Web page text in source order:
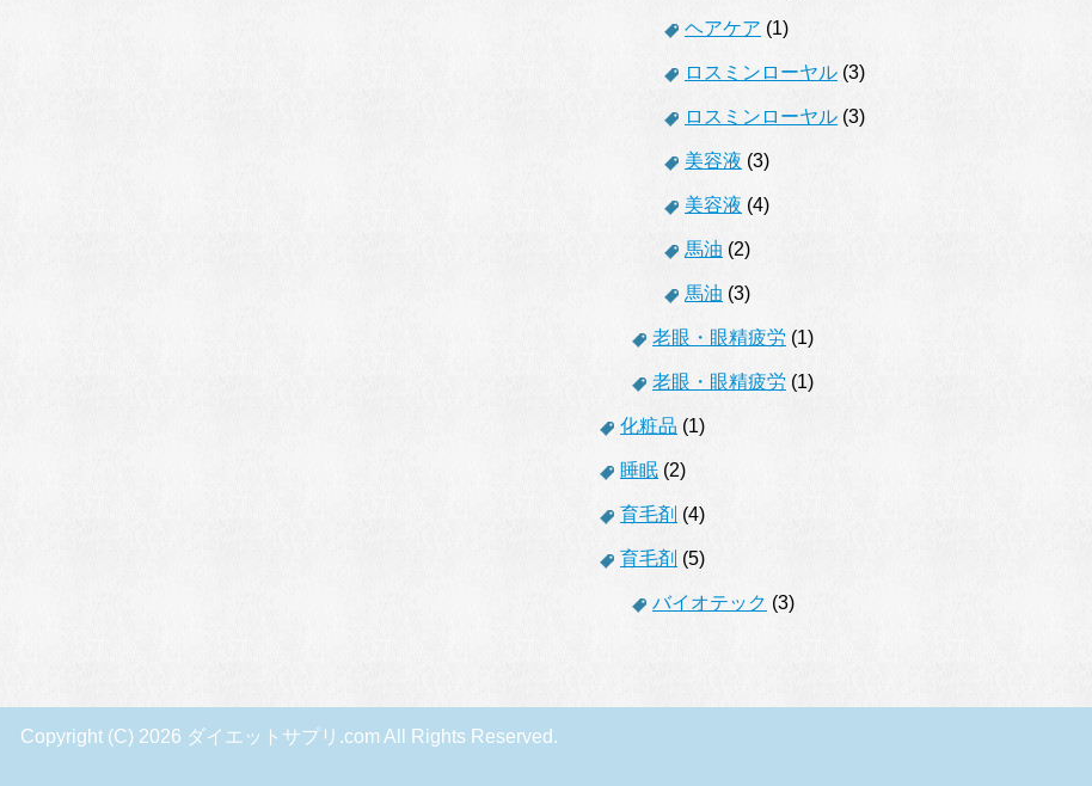
ヘアケア (1)
ロスミンローヤル (3)
ロスミンローヤル (3)
美容液 (3)
美容液 (4)
馬油 (2)
馬油 (3)
老眼・眼精疲労 (1)
老眼・眼精疲労 (1)
化粧品 (1)
睡眠 (2)
育毛剤 (4)
育毛剤 (5)
バイオテック (3)
Copyright (C) 2026 ダイエットサプリ.com All Rights Reserved.